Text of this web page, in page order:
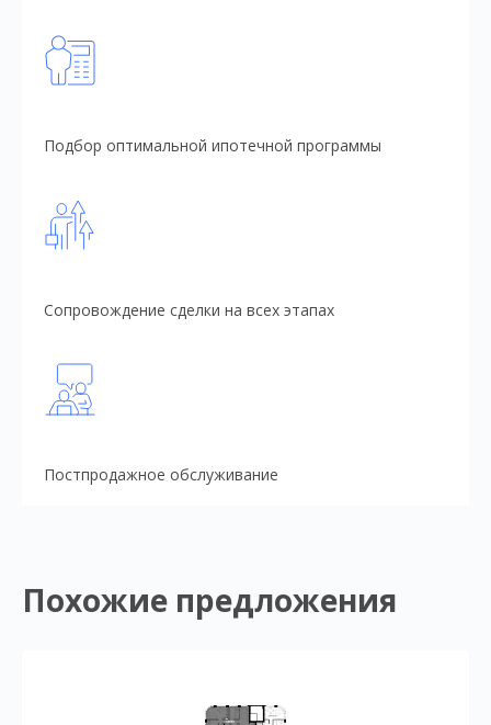
Подбор оптимальной ипотечной программы
Сопровождение сделки на всех этапах
Постпродажное обслуживание
Похожие предложения